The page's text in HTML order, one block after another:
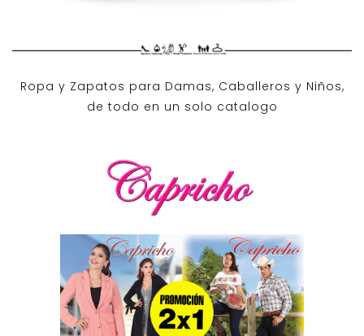
Ropa y Zapatos para Damas, Caballeros y Niños,
de todo en un solo catalogo